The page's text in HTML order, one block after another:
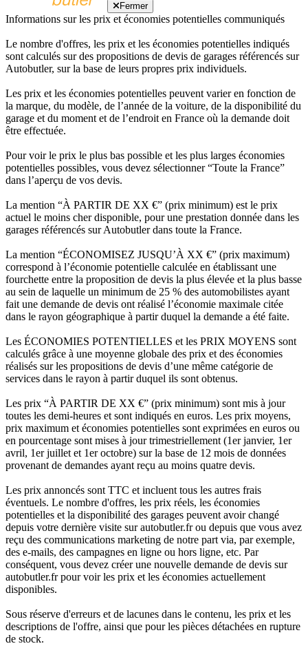
Fermer
Informations sur les prix et économies potentielles communiqués
Le nombre d'offres, les prix et les économies potentielles indiqués
sont calculés sur des propositions de devis de garages référencés sur
Autobutler, sur la base de leurs propres prix individuels.
Les prix et les économies potentielles peuvent varier en fonction de
la marque, du modèle, de l’année de la voiture, de la disponibilité du
garage et du moment et de l’endroit en France où la demande doit
être effectuée.
Pour voir le prix le plus bas possible et les plus larges économies
potentielles possibles, vous devez sélectionner “Toute la France”
dans l’aperçu de vos devis.
La mention “À PARTIR DE XX €” (prix minimum) est le prix
actuel le moins cher disponible, pour une prestation donnée dans les
garages référencés sur Autobutler dans toute la France.
La mention “ÉCONOMISEZ JUSQU’À XX €” (prix maximum)
correspond à l’économie potentielle calculée en établissant une
fourchette entre la proposition de devis la plus élevée et la plus basse
au sein de laquelle un minimum de 25 % des automobilistes ayant
fait une demande de devis ont réalisé l’économie maximale citée
dans le rayon géographique à partir duquel la demande a été faite.
Les ÉCONOMIES POTENTIELLES et les PRIX MOYENS sont
calculés grâce à une moyenne globale des prix et des économies
réalisés sur les propositions de devis d’une même catégorie de
services dans le rayon à partir duquel ils sont obtenus.
Les prix “À PARTIR DE XX €” (prix minimum) sont mis à jour
toutes les demi-heures et sont indiqués en euros. Les prix moyens,
prix maximum et économies potentielles sont exprimées en euros ou
en pourcentage sont mises à jour trimestriellement (1er janvier, 1er
avril, 1er juillet et 1er octobre) sur la base de 12 mois de données
provenant de demandes ayant reçu au moins quatre devis.
Les prix annoncés sont TTC et incluent tous les autres frais
éventuels. Le nombre d'offres, les prix réels, les économies
potentielles et la disponibilité des garages peuvent avoir changé
depuis votre dernière visite sur autobutler.fr ou depuis que vous avez
reçu des communications marketing de notre part via, par exemple,
des e-mails, des campagnes en ligne ou hors ligne, etc. Par
conséquent, vous devez créer une nouvelle demande de devis sur
autobutler.fr pour voir les prix et les économies actuellement
disponibles.
Sous réserve d'erreurs et de lacunes dans le contenu, les prix et les
descriptions de l'offre, ainsi que pour les pièces détachées en rupture
de stock.